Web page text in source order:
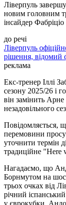
Ліверпуль
новим головним
інсайдер
до речі
Ліверпуль
рішення, відомий
реклама
Екс-тренер Іллі
сезону 2025/26 і
він замінить
незадовільного
Повідомляється,
перемовини
уточнити термін
традиційне "Here
Нагадаємо, що
Борнмутом на
трьох очках від
річний